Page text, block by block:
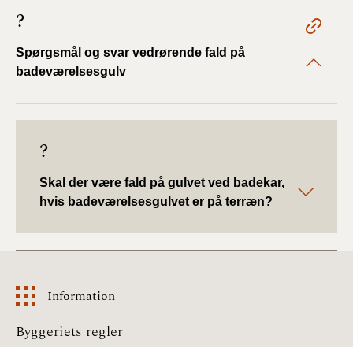
BR18 (1/1 - 30/6
2022)
BR18 (29/6 - 31/12
2021)
BR18 (1/1-9/3 2020)
?
Spørgsmål og svar vedrørende fald på
badeværelsesgulv
?
Skal der være fald på gulvet ved badekar,
hvis badeværelsesgulvet er på terræn?
Information
Information
Byggeriets regler